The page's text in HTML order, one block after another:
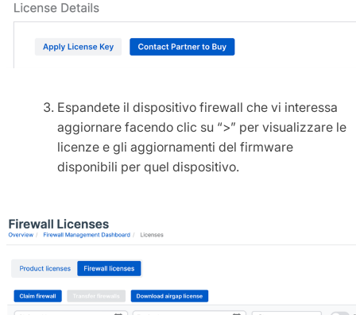
Espandete il dispositivo firewall che vi interessa
aggiornare facendo clic su “>” per visualizzare le
licenze e gli aggiornamenti del firmware
disponibili per quel dispositivo.